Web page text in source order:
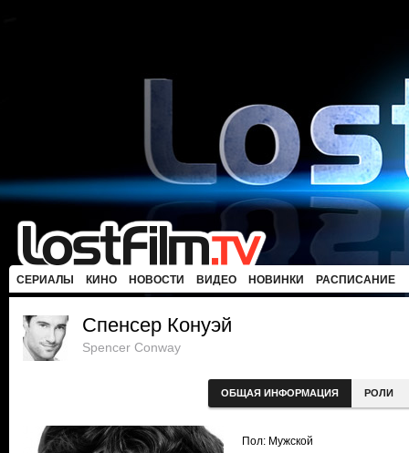
СЕРИАЛЫ КИНО НОВОСТИ ВИДЕО НОВИНКИ РАСПИСАНИЕ
Спенсер Конуэй
Spencer Conway
ОБЩАЯ ИНФОРМАЦИЯ РОЛИ
Пол: Мужской